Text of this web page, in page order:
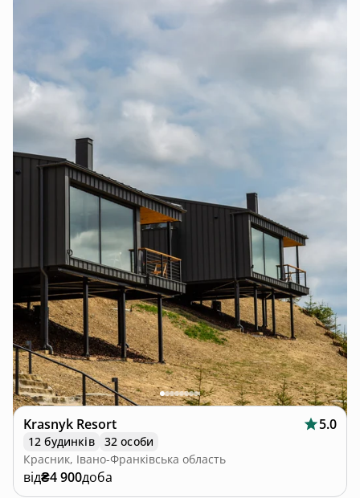
Krasnyk Resort 5.0
12 будинків
32 особи
Красник, Івано-Франківська область
від₴4 900доба